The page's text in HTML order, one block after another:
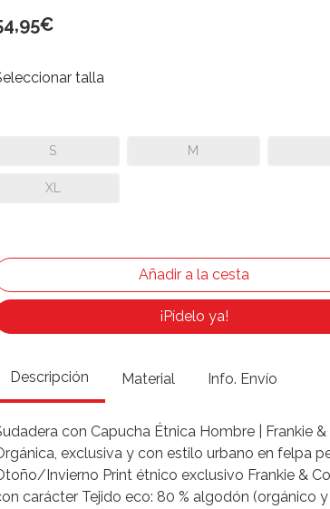
talla
S M
XL
¡Pídelo ya!
Descripción Material Info. Envío
con Capucha Étnica Hombre | Frankie &
exclusiva y con estilo urbano en felpa
Invierno Print étnico exclusivo Frankie &
carácter Tejido eco: 80 % algodón (orgánico y